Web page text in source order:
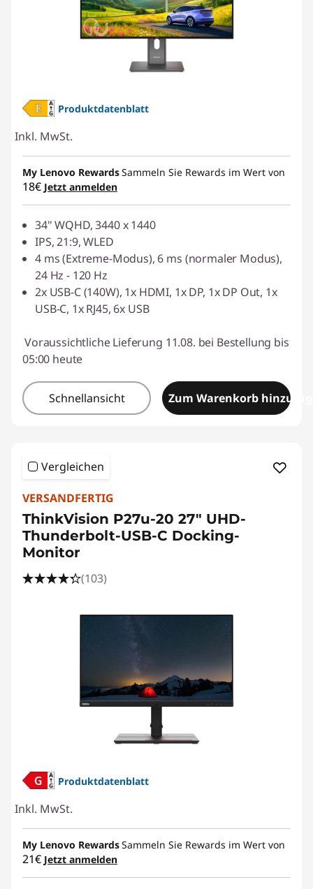
Produktdatenblatt
Inkl. MwSt.
My Lenovo RewardsSammeln Sie Rewards im Wert von
18€ Jetzt anmelden
34" WQHD, 3440 x 1440
IPS, 21:9, WLED
4 ms (Extreme-Modus), 6 ms (normaler Modus),
24 Hz - 120 Hz
2x USB-C (140W), 1x HDMI, 1x DP, 1x DP Out, 1x
USB-C, 1x RJ45, 6x USB
Voraussichtliche Lieferung 11.08. bei Bestellung bis
05:00 heute
Schnellansicht Zum Warenkorb
Vergleichen
VERSANDFERTIG
ThinkVision P27u-20 27" UHD-
Thunderbolt-USB-C Docking-
Monitor
(103)
Produktdatenblatt
Inkl. MwSt.
My Lenovo RewardsSammeln Sie Rewards im Wert von
21€ Jetzt anmelden